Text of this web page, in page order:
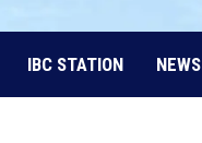
IBC STATION NEWS